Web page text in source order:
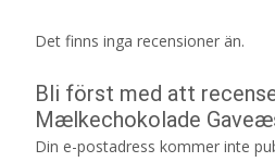
Det finns inga recensioner än.
Bli först med att
Mælkechokolade
Din e-postadress kommer inte